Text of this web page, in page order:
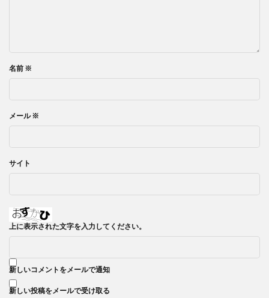
名前 ※
メール※
サイト
上に表示された文字を入力してください。
新しいコメントをメールで通知
新しい投稿をメールで受け取る